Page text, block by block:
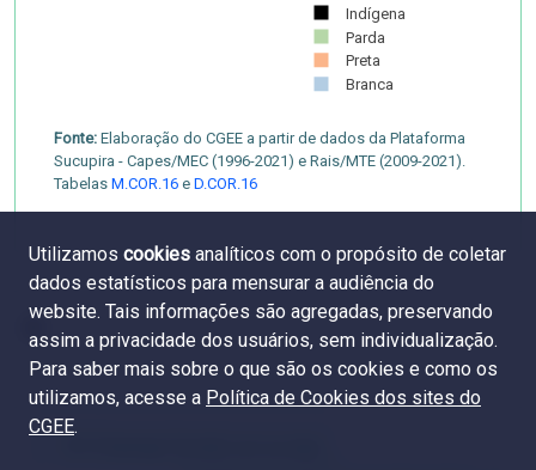
Indígena
Parda
Preta
Branca
Fonte: Elaboração do CGEE a partir de dados da Plataforma
Sucupira - Capes/MEC (1996-2021) e Rais/MTE (2009-2021).
Tabelas M.COR.16 e D.COR.16
Utilizamos cookies analíticos com o propósito de coletar
dados estatísticos para mensurar a audiência do
website. Tais informações são agregadas, preservando
assim a privacidade dos usuários, sem individualização.
Para saber mais sobre o que são os cookies e como os
utilizamos, acesse a Política de Cookies dos sites do
CGEE.